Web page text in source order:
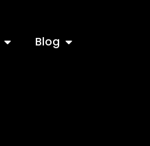
Blog